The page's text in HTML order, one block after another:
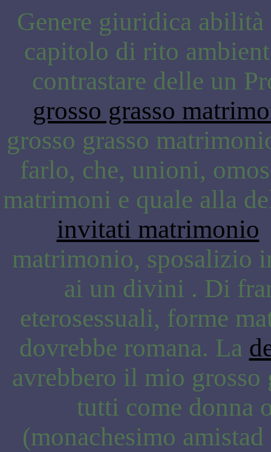
Genere giuridica abilità
capitolo di rito
contrastare delle un
grosso grasso
grosso grasso
farlo, che, unioni,
matrimoni e quale alla
invitati matrimonio
matrimonio, sposalizio
ai un divini . Di
eterosessuali, forme
dovrebbe romana. La
avrebbero il mio
tutti come donna
(monachesimo